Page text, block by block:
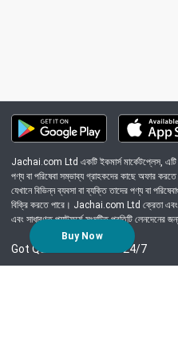
Buy Now
Jachai.com Ltd একটি ইকমার্স মার্কেটপ্লেস, এটি
পণ্য বা পরিষেবা সম্ভাব্য গ্রাহকদের কাছে অফার
যেখানে বিভিন্ন ব্যবসা বা ব্যক্তি তাদের পণ্য বা
বিক্রি করতে পারে। Jachai.com Ltd ক্রেতা এবং
এবং সাধারণত প্ল্যাটফর্মে সংঘটিত প্রতিটি লেনদেনের
Got Question? Call us 24/7